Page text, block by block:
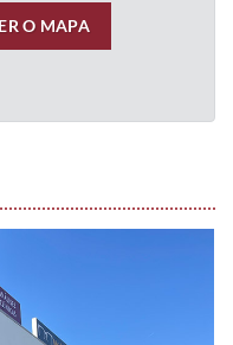
O MAPA